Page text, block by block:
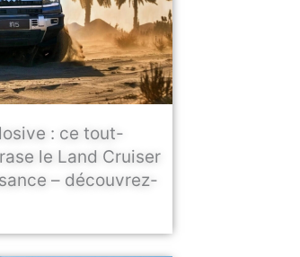
: ce tout-
le Land Cruiser
– découvrez-